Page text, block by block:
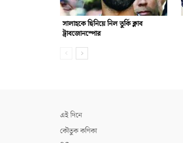
সালাহকে ছিনিয়ে নিল তুর্কি ক্লাব
ট্রাবজোনস্পোর
এই দিনে
কৌতুক কণিকা